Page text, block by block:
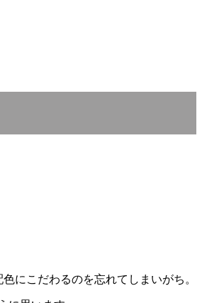
にこだわるのを忘れてしまいがち。